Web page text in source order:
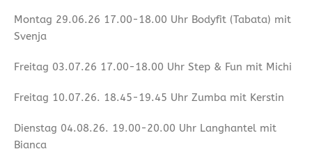
Montag 29.06.26 17.00-18.00 Uhr Bodyfit (Tabata) mit
Svenja
Freitag 03.07.26 17.00-18.00 Uhr Step & Fun mit Michi
Freitag 10.07.26. 18.45-19.45 Uhr Zumba mit Kerstin
Dienstag 04.08.26. 19.00-20.00 Uhr Langhantel mit
Bianca